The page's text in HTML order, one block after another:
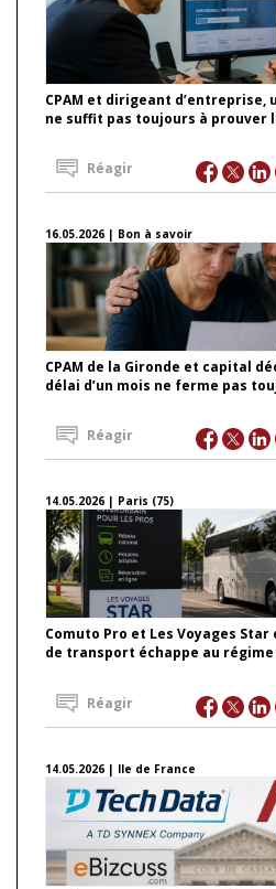
CPAM et dirigeant
ne suffit pas toujours à prouver
Réagir
16.05.2026 | Bon à savoir
CPAM de la Gironde et capital
délai d’un mois ne ferme pas
Réagir
14.05.2026 | Paris (75)
Comuto Pro et Les Voyages
de transport échappe au
Réagir
14.05.2026 | Ile de France